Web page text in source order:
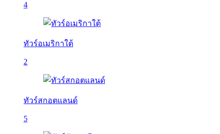
4
ทัวร์อเมริกาใต้
2
ทัวร์สกอตแลนด์
5